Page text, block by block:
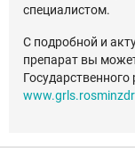
специалистом.
С подробной и
препарат вы